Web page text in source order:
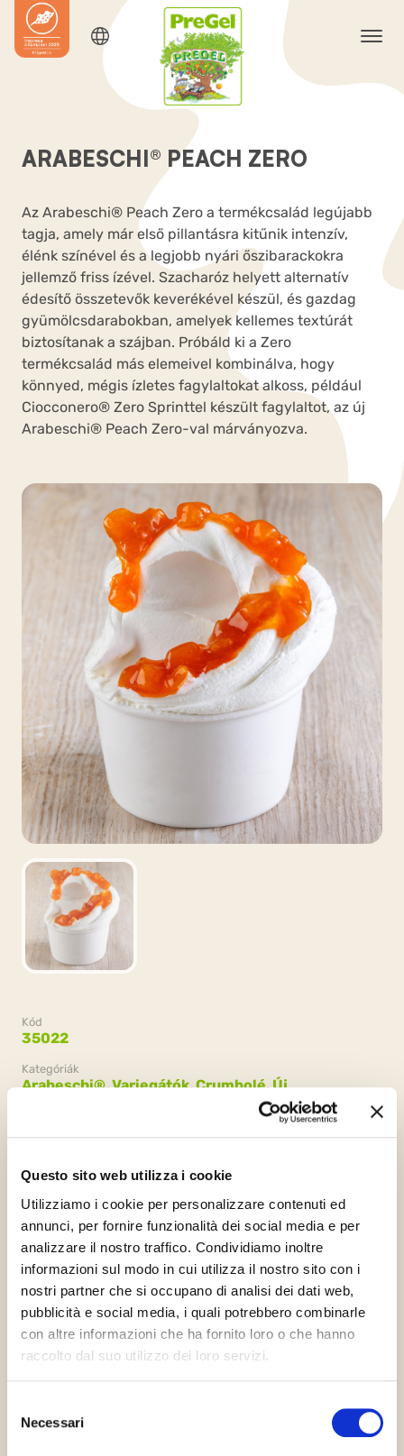
Questo sito web utilizza i cookie
Utilizziamo i cookie per personalizzare contenuti ed
annunci, per fornire funzionalità dei social media e per
analizzare il nostro traffico. Condividiamo inoltre
informazioni sul modo in cui utilizza il nostro sito con i
nostri partner che si occupano di analisi dei dati web,
pubblicità e social media, i quali potrebbero combinarle
con altre informazioni che ha fornito loro o che hanno
raccolto dal suo utilizzo dei loro servizi.
delNecessari
ARABESCHI® PEACH ZERO
Az Arabeschi® Peach Zero a termékcsalád legújabb
tagja, amely már első pillantásra kitűnik intenzív,
élénk színével és a legjobb nyári őszibarackokra
jellemző friss ízével. Szacharóz helyett alternatív
édesítő összetevők keverékével készül, és gazdag
gyümölcsdarabokban, amelyek kellemes textúrát
biztosítanak a szájban. Próbáld ki a Zero
termékcsalád más elemeivel kombinálva, hogy
könnyed, mégis ízletes fagylaltokat alkoss, például
Ciocconero® Zero Sprinttel készült fagylaltot, az új
Arabeschi® Peach Zero-val márványozva.
Kód
35022
Kategóriák
Arabeschi®,Variegátók, Crumbolé,Új
2 vödrök x 3kg (6kg)
Gluténmentes Vegán